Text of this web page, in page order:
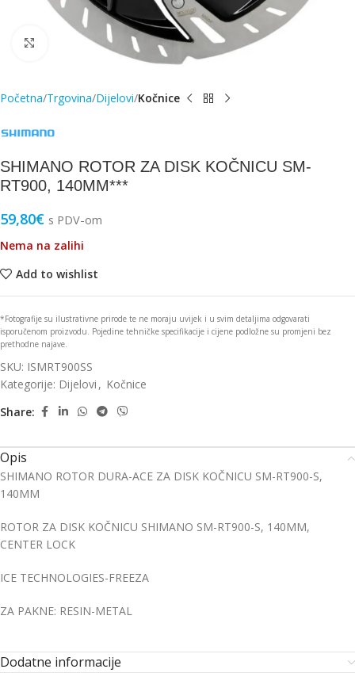
Click to enlarge
Početna Trgovina Dijelovi Kočnice
SHIMANO ROTOR ZA DISK KOČNICU SM-
RT900, 140MM***
59,80€ s PDV-om
Nema na zalihi
Add to wishlist
*Fotografije su ilustrativne prirode te ne moraju uvijek i u svim detaljima odgovarati
isporučenom proizvodu. Pojedine tehničke specifikacije i cijene podložne su promjeni bez
prethodne najave.
SKU: ISMRT900SS
Kategorije: Dijelovi , Kočnice
Share:
Opis
SHIMANO ROTOR DURA-ACE ZA DISK KOČNICU SM-RT900-S,
140MM
ROTOR ZA DISK KOČNICU SHIMANO SM-RT900-S, 140MM,
CENTER LOCK
ICE TECHNOLOGIES-FREEZA
ZA PAKNE: RESIN-METAL
Dodatne informacije